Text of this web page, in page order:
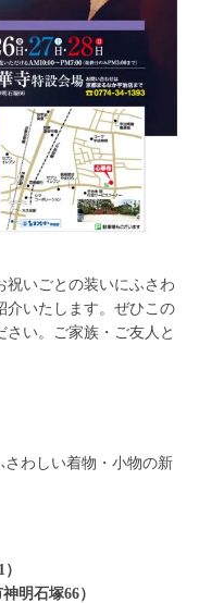
祝いごとの装いにふさわ
介いたします。ぜひこの
い。ご家族・ご友人と
さわしい着物・小物の新
明石塚66）